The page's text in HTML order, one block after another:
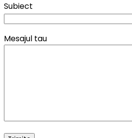
Subiect
Mesajul tau